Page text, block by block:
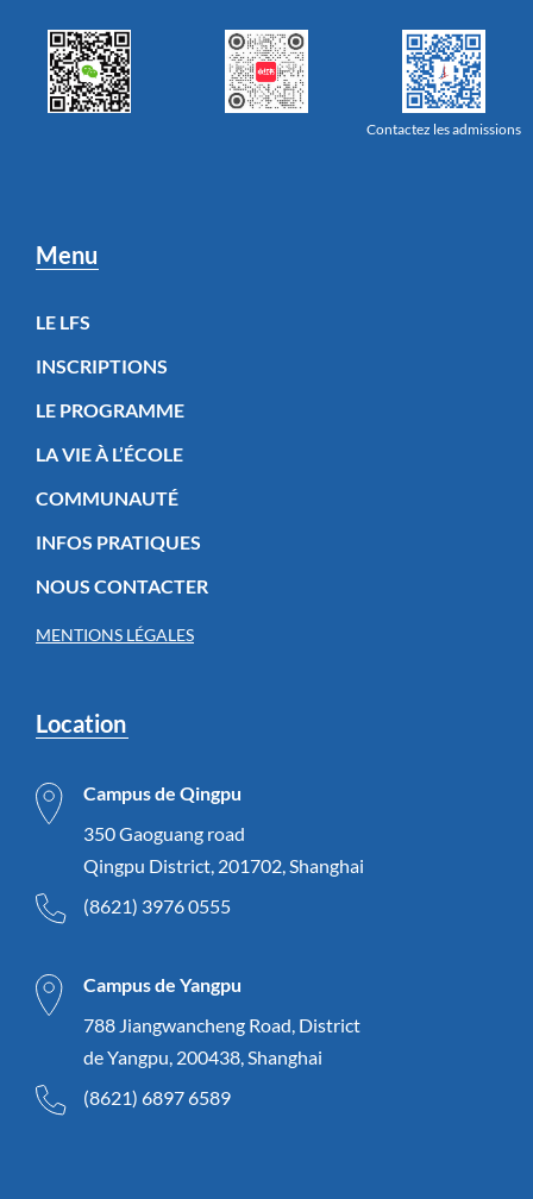
Contactez les admissions
Menu
LE LFS
INSCRIPTIONS
LE PROGRAMME
LA VIE À L’ÉCOLE
COMMUNAUTÉ
INFOS PRATIQUES
NOUS CONTACTER
MENTIONS LÉGALES
Location
Campus de Qingpu
350 Gaoguang road
Qingpu District, 201702, Shanghai
(8621) 3976 0555
Campus de Yangpu
788 Jiangwancheng Road, District
de Yangpu, 200438, Shanghai
(8621) 6897 6589